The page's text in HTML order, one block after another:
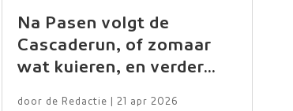
Na Pasen volgt de
Cascaderun, of zomaar
wat kuieren, en verder…
door de Redactie 21 apr 2026